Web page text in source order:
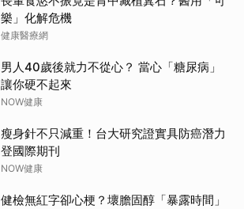
樂」化解危機
健康醫療網
男人40歲後就力不從心？ 當心「糖尿病」
讓你硬不起來
NOW健康
瘦身針不只減重！台大研究證實具防癌潛力
登國際期刊
NOW健康
健檢無紅字卻心梗？壞膽固醇「暴露時間」